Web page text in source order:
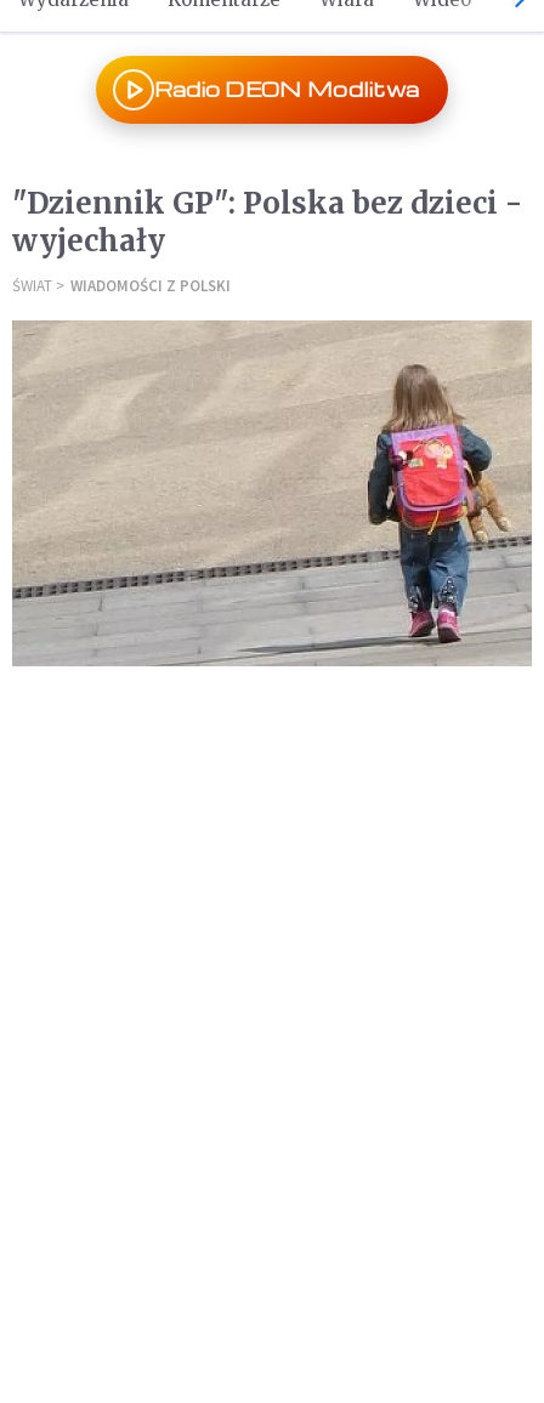
Radio DEON Modlitwa
"Dziennik GP": Polska bez dzieci -
wyjechały
ŚWIAT WIADOMOŚCI Z POLSKI